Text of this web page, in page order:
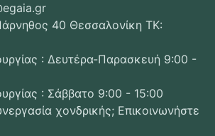
40 Θεσσαλονίκη ΤΚ:
: Δευτέρα-Παρασκευή 9:00 -
: Σάββατο 9:00 - 15:00
χονδρικής; Επικοινωνήστε